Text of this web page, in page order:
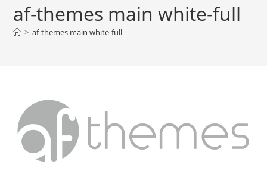
af-themes main white-full
> af-themes main white-full